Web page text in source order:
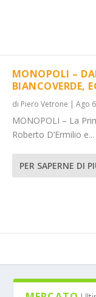
MONOPOLI –
BIANCOVERDE,
di Piero Vetrone Ago
MONOPOLI – La
Roberto D’Ermilio e...
PER SAPERNE DI